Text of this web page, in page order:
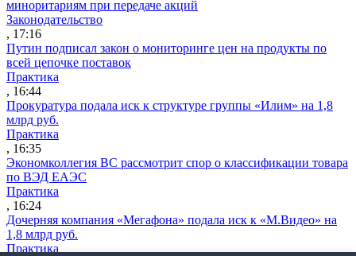
миноритариям при передаче акций
Законодательство
, 17:16
Путин подписал закон о мониторинге цен на продукты по
всей цепочке поставок
Практика
, 16:44
Прокуратура подала иск к структуре группы «Илим» на 1,8
млрд руб.
Практика
, 16:35
Экономколлегия ВС рассмотрит спор о классификации товара
по ВЭД ЕАЭС
Практика
, 16:24
Дочерняя компания «Мегафона» подала иск к «М.Видео» на
1,8 млрд руб.
Практика